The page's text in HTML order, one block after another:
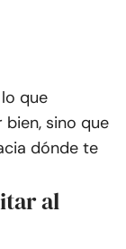
que
sino que
dónde te
al